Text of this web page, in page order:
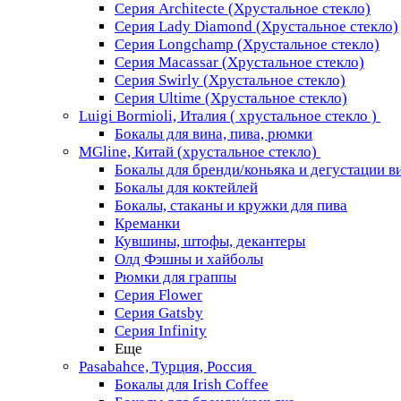
Серия Architecte (Хрустальное стекло)
Серия Lady Diamond (Хрустальное стекло)
Серия Longchamp (Хрустальное стекло)
Серия Macassar (Хрустальное стекло)
Серия Swirly (Хрустальное стекло)
Серия Ultime (Хрустальное стекло)
Luigi Bormioli, Италия ( хрустальное стекло )
Бокалы для вина, пива, рюмки
MGline, Китай (хрустальное стекло)
Бокалы для бренди/коньяка и дегустации
Бокалы для коктейлей
Бокалы, стаканы и кружки для пива
Креманки
Кувшины, штофы, декантеры
Олд Фэшны и хайболы
Рюмки для граппы
Серия Flower
Серия Gatsby
Серия Infinity
Еще
Pasabahce, Турция, Россия
Бокалы для Irish Coffee